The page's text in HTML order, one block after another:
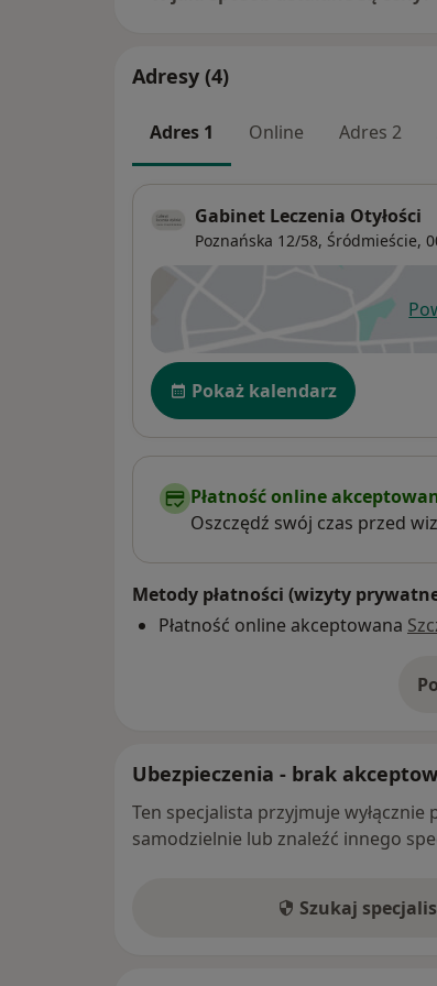
Adresy (4)
Adres 1 Online Adres 2
Gabinet Leczenia Otyłości
Poznańska 12/58, Śródmieście,
Dostępność
Pokaż kalendarz
Płatność online
Oszczędź swój czas przed
Metody płatności (wizyty
Płatność online akceptowana
Ubezpieczenia - brak
Ten specjalista przyjmuje
samodzielnie lub znaleźć innego
Szukaj